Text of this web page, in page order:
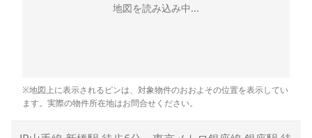
地図を読み込み中...
※地図上に表示されるピンは、対象物件のおおよその位置を表示してい
ます。実際の物件所在地はお問合せください。